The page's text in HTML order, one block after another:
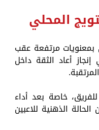
المحلي
بمعنويات مرتفعة عقب
أعاد الثقة داخل
خاصة بعد أداء
الذهنية للاعبين